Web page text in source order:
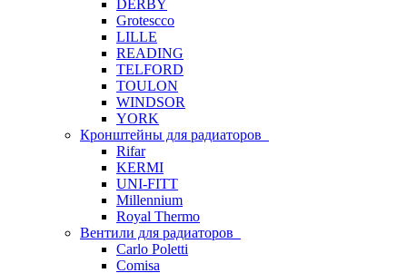
DERBY
Grotescco
LILLE
READING
TELFORD
TOULON
WINDSOR
YORK
Кронштейны для радиаторов
Rifar
KERMI
UNI-FITT
Millennium
Royal Thermo
Вентили для радиаторов
Carlo Poletti
Comisa